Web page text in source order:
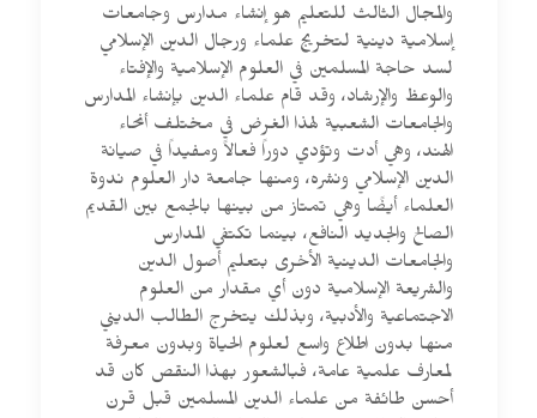
والمجال الثالث للتعليم هو إنشاء مدارس وجامعات
إسلامية دينية لتخريج علماء ورجال الدين الإسلامي
لسد حاجة المسلمين في العلوم الإسلامية والإفتاء
والوعظ والإرشاد، وقد قام علماء الدين بإنشاء المدارس
والجامعات الشعبية لهذا الغرض في مختلف أنحاء
الهند، وهي أدت وتؤدي دوراً فعالاً ومفيداً في صيانة
الدين الإسلامي ونشره، ومنها جامعة دار العلوم ندوة
العلماء أيضًا وهي تمتاز من بينها بالجمع بين القديم
الصالح والجديد النافع، بينما تكتفي المدارس
والجامعات الدينية الأخرى بتعليم أصول الدين
والشريعة الإسلامية دون أي مقدار من العلوم
الاجتماعية والأدبية، وبذلك يتخرج الطالب الديني
منها بدون اطلاع واسع لعلوم الحياة وبدون معرفة
لمعارف علمية عامة، فبالشعور بهذا النقص كان قد
أحسن طائفة من علماء الدين المسلمين قبل قرن